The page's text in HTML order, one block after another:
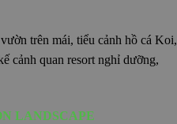
trên mái, tiểu cảnh hồ cá Koi,
cảnh quan resort nghỉ dưỡng,
LANDSCAPE